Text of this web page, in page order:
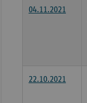
04.11.2021
22.10.2021